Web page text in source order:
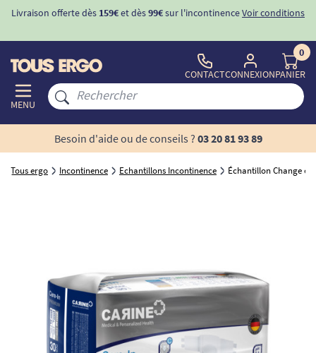
Livraison offerte dès 159€et dès99€sur l'incontinenceVoir conditions
MENU
CONTACTCONNEXION
0
PANIER
Besoin d'aide ou de conseils ? 03 20 81 93 89
Tous ergo Incontinence Echantillons Incontinence Échantillon Change